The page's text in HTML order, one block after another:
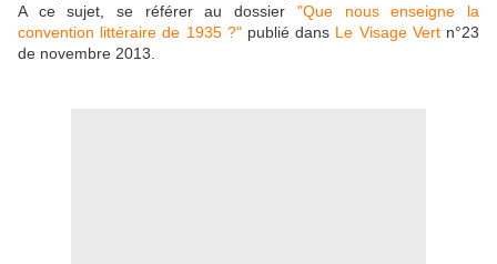
A ce sujet, se référer au dossier "Que nous enseigne la
convention littéraire de 1935 ?"publié dans Le Visage Vertn°23
de novembre 2013.